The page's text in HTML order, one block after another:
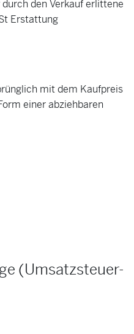
den Verkauf erlittene
Erstattung
mit dem Kaufpreis
einer abziehbaren
(Umsatzsteuer-